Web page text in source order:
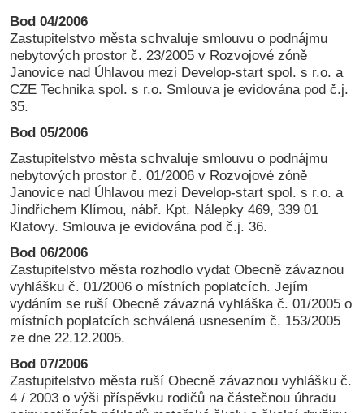
Bod 04/2006
Zastupitelstvo města schvaluje smlouvu o podnájmu
nebytových prostor č. 23/2005 v Rozvojové zóně
Janovice nad Úhlavou mezi Develop-start spol. s r.o. a
CZE Technika spol. s r.o. Smlouva je evidována pod č.j.
35.
Bod 05/2006
Zastupitelstvo města schvaluje smlouvu o podnájmu
nebytových prostor č. 01/2006 v Rozvojové zóně
Janovice nad Úhlavou mezi Develop-start spol. s r.o. a
Jindřichem Klímou, nábř. Kpt. Nálepky 469, 339 01
Klatovy. Smlouva je evidována pod č.j. 36.
Bod 06/2006
Zastupitelstvo města rozhodlo vydat Obecně závaznou
vyhlášku č. 01/2006 o místních poplatcích. Jejím
vydáním se ruší Obecně závazná vyhláška č. 01/2005 o
místních poplatcích schválená usnesením č. 153/2005
ze dne 22.12.2005.
Bod 07/2006
Zastupitelstvo města ruší Obecně závaznou vyhlášku č.
4 / 2003 o výši příspěvku rodičů na částečnou úhradu